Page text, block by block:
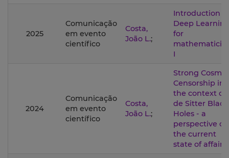
2025
Comunicação
em evento
científico
Costa,
João L.;
Introduction
Deep
for
I
2024
Comunicação
em evento
científico
Costa,
João L.;
Strong Cosmic
Censorship in
the context of
de Sitter Black
Holes - a
perspective on
the current
state of affairs.